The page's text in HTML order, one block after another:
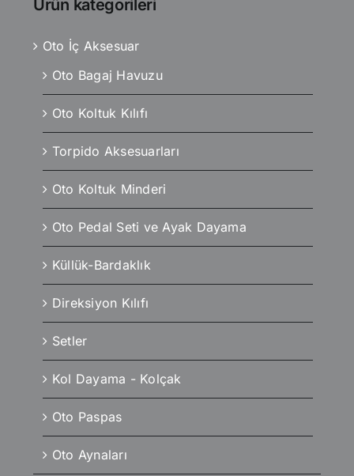
Ürün kategorileri
Oto İç Aksesuar
Oto Bagaj Havuzu
Oto Koltuk Kılıfı
Torpido Aksesuarları
Oto Koltuk Minderi
Oto Pedal Seti ve Ayak Dayama
Küllük-Bardaklık
Direksiyon Kılıfı
Setler
Kol Dayama - Kolçak
Oto Paspas
Oto Aynaları